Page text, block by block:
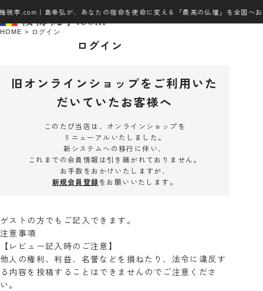
桃李.com｜島幸弘が、あなたの宿命を使命に変える「最高の仏壇」を全国へ
HOME ログイン
ログイン
旧オンラインショップをご利用いた
だいていたお客様へ
このたび当店は、オンラインショップを
リニューアルいたしました。
新システムへの移行に伴い、
これまでの会員情報は引き継がれておりません。
お手数をおかけいたしますが、
新規会員登録をお願いいたします。
ゲストの方でもご記入できます。
注意事項
【レビュー記入時のご注意】
他人の権利、利益、名誉などを損ねたり、法令に違反す
る内容を投稿することはできませんのでご注意くださ
い。